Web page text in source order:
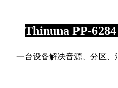
Thinuna PP-
一台设备解决音源、分区